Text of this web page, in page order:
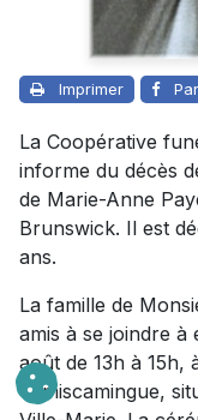
Imprimer
La Coopérative
informe du décès
de Marie-Anne
Brunswick. Il est
ans.
La famille de
amis à se joindre à
août de 13h à 15h,
Témiscamingue,